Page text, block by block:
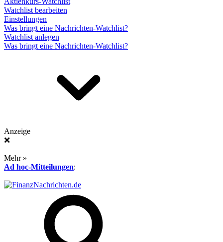
Watchlist bearbeiten
Einstellungen
Was bringt eine Nachrichten-Watchlist?
Watchlist anlegen
Was bringt eine Nachrichten-Watchlist?
Anzeige
❌
Mehr »
Ad hoc-Mitteilungen: